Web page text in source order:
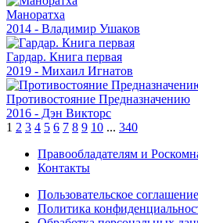
Маноратха
2014 - Владимир Ушаков
Гардар. Книга первая
2019 - Михаил Игнатов
Противостояние Предназначению
2016 - Дэн Викторс
1 2 3 4 5 6 7 8 9 10 ... 340
Правообладателям и
Контакты
Пользовательское соглашение
Политика